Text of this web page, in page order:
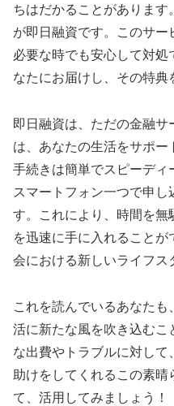
ちはだかることがありま
が即日融資です。このサ
必要な時でも安心して対
なたにお届けし、その特典
即日融資は、ただの金融
は、あなたの生活をサポ
手続きは簡単でスピーディ
スマートフォン一つで申し
す。これにより、時間を無
を迅速に手に入れること
会における新しいライフス
これを読んでいるあなた
活に新たな風を吹き込むこ
な出費やトラブルに対し
助けをしてくれるこの素
て、活用してみましょう！